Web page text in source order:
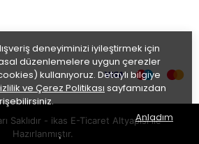
deneyiminizi iyileştirmek için
düzenlemelere uygun çerezler
kullanıyoruz. Detaylı bilgiye
ve Çerez Politikası sayfamızdan
Anladım
Saklıdır - ikas E-Ticaret Altyapısı ile
Hazırlanmıştır.